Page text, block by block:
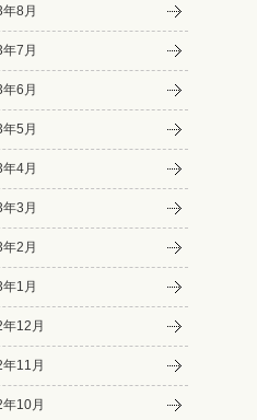
8月
7月
6月
5月
4月
3月
2月
1月
12月
11月
10月